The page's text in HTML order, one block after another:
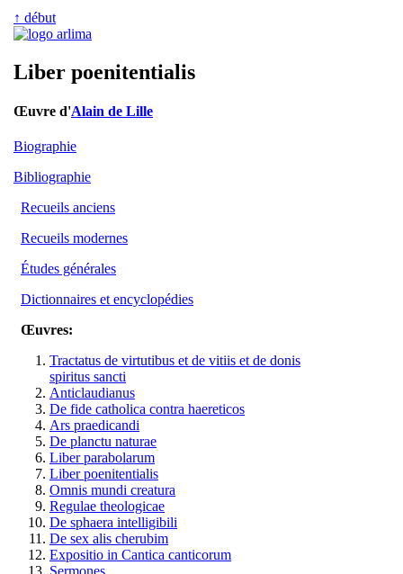
↑ début
Liber poenitentialis
Œuvre d'Alain de Lille
Biographie
Bibliographie
Recueils anciens
Recueils modernes
Études générales
Dictionnaires et encyclopédies
Œuvres:
Tractatus de virtutibus et de vitiis et de donis
spiritus sancti
Anticlaudianus
De fide catholica contra haereticos
Ars praedicandi
De planctu naturae
Liber parabolarum
Liber poenitentialis
Omnis mundi creatura
Regulae theologicae
De sphaera intelligibili
De sex alis cherubim
Expositio in Cantica canticorum